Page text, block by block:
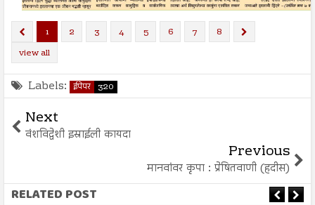
1 2 3 4 5 6 7
8
view all
Labels: ईपेपर 320
Next
वंशविद्वेशी इस्राईली कायदा
Previous
मानवांवर कृपा : प्रेषितवाणी (हदीस)
RELATED POST